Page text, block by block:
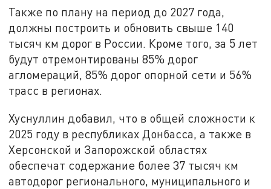
Также по плану на период до 2027 года,
должны построить и обновить свыше 140
тысяч км дорог в России. Кроме того, за 5 лет
будут отремонтированы 85% дорог
агломераций, 85% дорог опорной сети и 56%
трасс в регионах.
Хуснуллин добавил, что в общей сложности к
2025 году в республиках Донбасса, а также в
Херсонской и Запорожской областях
обеспечат содержание более 37 тысяч км
автодорог регионального, муниципального и